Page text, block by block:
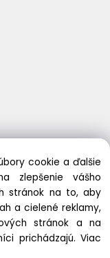
vyhradené.
cookie a ďalšie
zlepšenie vášho
stránok na to, aby
a cielené reklamy,
stránok a na
prichádzajú.Viac